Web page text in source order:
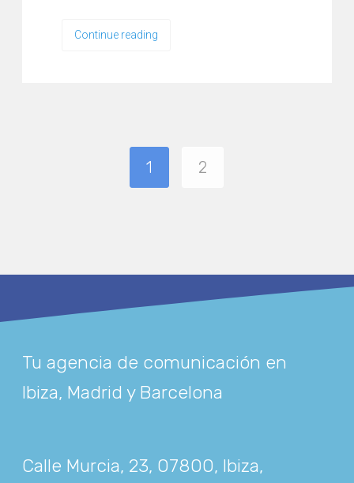
Continue reading
1 2
Tu agencia de comunicación en
Ibiza, Madrid y Barcelona
Calle Murcia, 23, 07800, Ibiza,